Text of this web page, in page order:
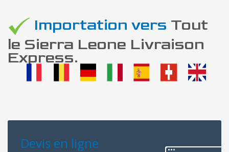
Importation vers Tout
le Sierra Leone Livraison
Express.
Devis en ligne